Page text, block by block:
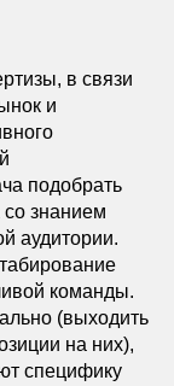
в связи
и
подобрать
со знанием
аудитории.
команды.
(выходить
на них),
специфику